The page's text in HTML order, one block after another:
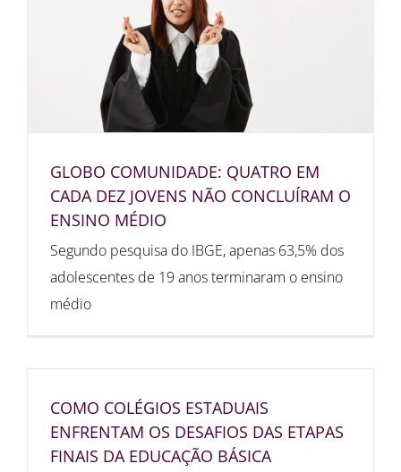
GLOBO COMUNIDADE: QUATRO EM
CADA DEZ JOVENS NÃO CONCLUÍRAM O
ENSINO MÉDIO
Segundo pesquisa do IBGE, apenas 63,5% dos
adolescentes de 19 anos terminaram o ensino
médio
COMO COLÉGIOS ESTADUAIS
ENFRENTAM OS DESAFIOS DAS ETAPAS
FINAIS DA EDUCAÇÃO BÁSICA